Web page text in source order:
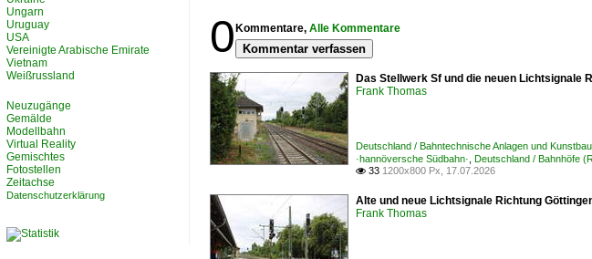
0 Kommentare, Alle Kommentare
Kommentar verfassen
Das Stellwerk Sf und die neuen Lichtsignale
Frank Thomas
Deutschland / Bahntechnische Anlagen und
·hannöversche Südbahn· Deutschland / Bahnhöfe
 33 1200x800 Px, 17.07.2026
Alte und neue Lichtsignale Richtung
Frank Thomas
Ungarn
Uruguay
USA
Vereinigte Arabische Emirate
Vietnam
Weißrussland
Neuzugänge
Gemälde
Modellbahn
Virtual Reality
Gemischtes
Fotostellen
Zeitachse
Datenschutzerklärung